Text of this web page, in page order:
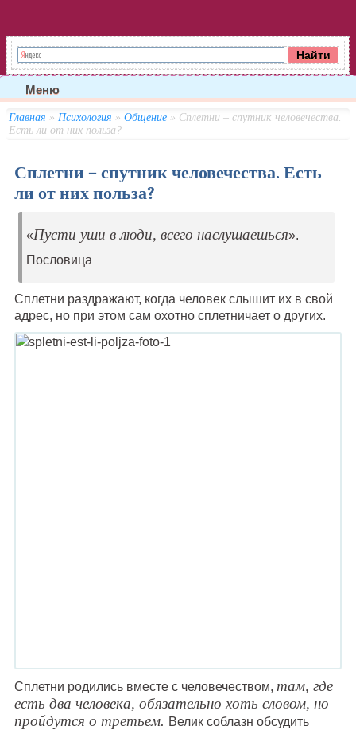
Меню
Главная » Психология » Общение» Сплетни – спутник человечества.
Есть ли от них польза?
Сплетни – спутник человечества. Есть
ли от них польза?
«Пусти уши в люди, всего наслушаешься».
Пословица
Сплетни раздражают, когда человек слышит их в свой
адрес, но при этом сам охотно сплетничает о других.
Сплетни родились вместе с человечеством, там, где
есть два человека, обязательно хоть словом, но
пройдутся о третьем. Велик соблазн обсудить